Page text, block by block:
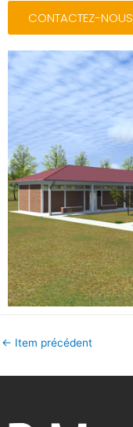
CONTACTEZ-NOUS
← Item précédent